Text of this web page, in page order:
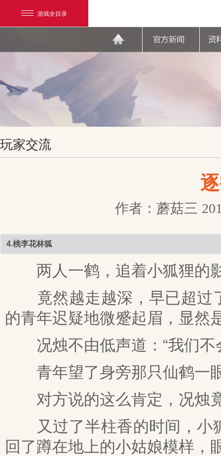
游戏全目录
玩家交流
作者：蘑菇三
4.桃李花林狐
两人一鹤，追着小狐狸的
竟然越走越深，早已超过
的青年迟疑地微蹙起眉，显然
况烛不由低声道：“我们不
青年望了身旁那只仙鹤一眼
对方说的这么肯定，况烛
又过了半柱香的时间，小
回了蹲在地上的小姑娘模样